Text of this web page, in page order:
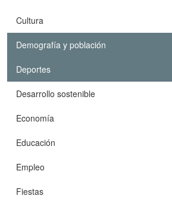
Cultura
Demografía y población
Deportes
Desarrollo sostenible
Economía
Educación
Empleo
Fiestas